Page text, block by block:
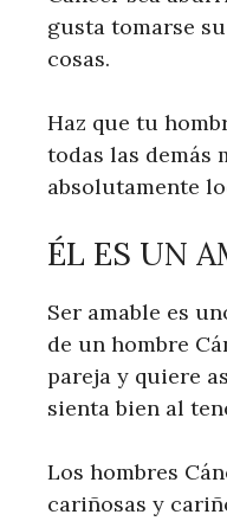
gusta tomarse
cosas.
Haz que tu
todas las demás
absolutamente
ÉL ES UN
Ser amable es
de un hombre
pareja y quiere
sienta bien al
Los hombres
cariñosas y